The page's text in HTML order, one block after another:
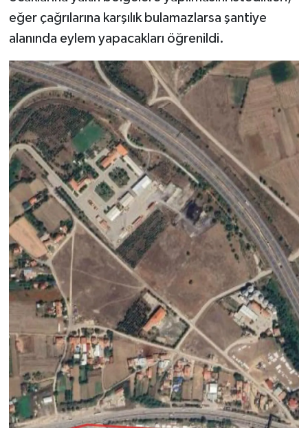
eğer çağrılarına karşılık bulamazlarsa şantiye
alanında eylem yapacakları öğrenildi.